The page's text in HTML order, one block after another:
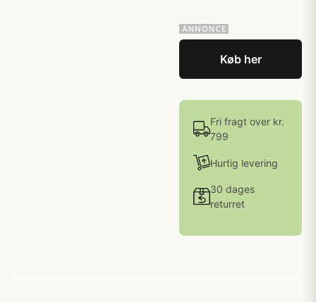
Køb her
Fri fragt over kr.
799
Hurtig levering
30 dages
returret